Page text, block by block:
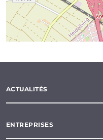
pompes doseuses
pompes doseuses
pompes doseuses à
Pompes doseuses à
ACTUALITÉS
ENTREPRISES